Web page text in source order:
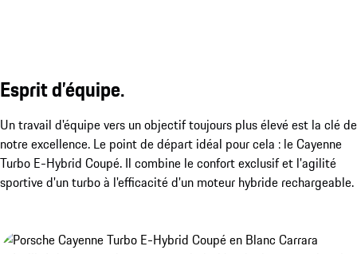
Esprit d’équipe.
Un travail d'équipe vers un objectif toujours plus élevé est la clé de
notre excellence. Le point de départ idéal pour cela : le Cayenne
Turbo E-Hybrid Coupé. Il combine le confort exclusif et l'agilité
sportive d'un turbo à l'efficacité d'un moteur hybride rechargeable.